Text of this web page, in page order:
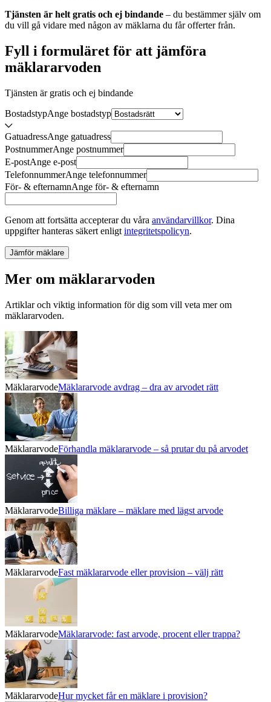
Tjänsten är helt gratis och ej bindande – du bestämmer själv om
du vill gå vidare med någon av mäklarna du får offerter från.
Fyll i formuläret för att jämföra
mäklararvoden
Tjänsten är gratis och ej bindande
BostadstypAnge bostadstyp
GatuadressAnge gatuadress
PostnummerAnge postnummer
E-postAnge e-post
TelefonnummerAnge telefonnummer
För- & efternamnAnge för- & efternamn
Genom att fortsätta accepterar du våra användarvillkor. Dina
uppgifter hanteras säkert enligt integritetspolicyn.
Jämför mäklare
Mer om mäklararvoden
Artiklar och viktig information för dig som vill veta mer om
mäklararvoden.
MäklararvodeMäklararvode avdrag – dra av arvodet rätt
MäklararvodeFörhandla mäklararvode – så prutar du på arvodet
MäklararvodeBilliga mäklare – mäklare med lägst arvode
MäklararvodeFast mäklararvode eller provision – välj rätt
MäklararvodeMäklararvode: fast arvode, procent eller trappa?
MäklararvodeHur mycket får en mäklare i provision?